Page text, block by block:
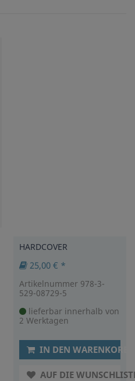
HARDCOVER
25,00 € *
Artikelnummer 978-3-
529-08729-5
lieferbar innerhalb von
2 Werktagen
IN DEN WARENKORB
AUF DIE